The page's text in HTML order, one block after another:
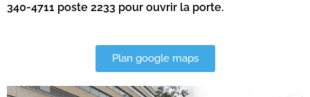
340-4711 poste 2233 pour ouvrir la porte.
Plan google maps